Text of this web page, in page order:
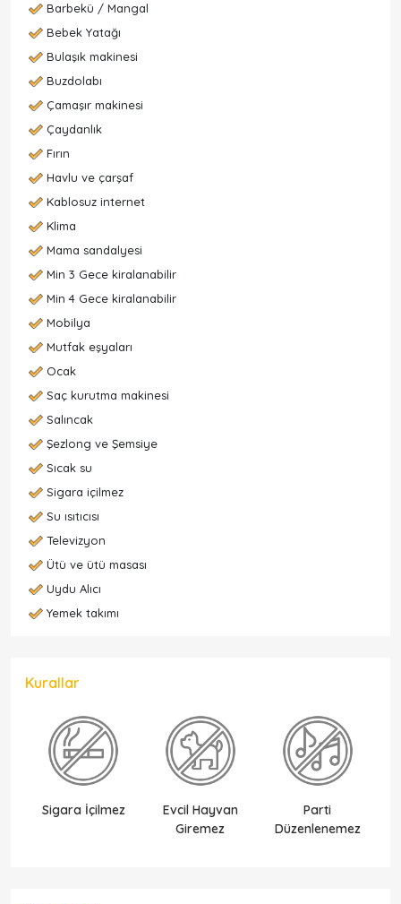
Barbekü / Mangal
Bebek Yatağı
Bulaşık makinesi
Buzdolabı
Çamaşır makinesi
Çaydanlık
Fırın
Havlu ve çarşaf
Kablosuz internet
Klima
Mama sandalyesi
Min 3 Gece kiralanabilir
Min 4 Gece kiralanabilir
Mobilya
Mutfak eşyaları
Ocak
Saç kurutma makinesi
Salıncak
Şezlong ve Şemsiye
Sıcak su
Sigara içilmez
Su ısıtıcısı
Televizyon
Ütü ve ütü masası
Uydu Alıcı
Yemek takımı
Kurallar
Sigara İçilmez
Evcil Hayvan
Giremez
Parti
Düzenlenemez